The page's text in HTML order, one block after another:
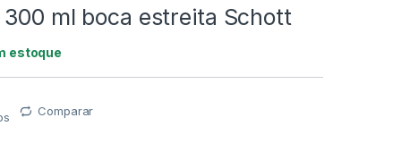
300 ml boca estreita Schott
estoque
Comparar